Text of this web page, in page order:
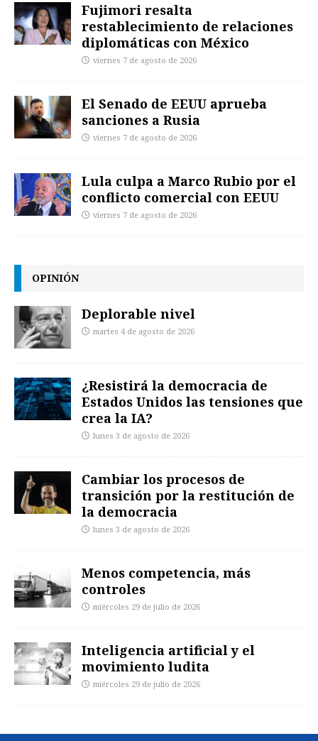
Fujimori resalta
restablecimiento de relaciones
diplomáticas con México
viernes 7 de agosto de 2026
El Senado de EEUU aprueba
sanciones a Rusia
viernes 7 de agosto de 2026
Lula culpa a Marco Rubio por el
conflicto comercial con EEUU
viernes 7 de agosto de 2026
OPINIÓN
Deplorable nivel
martes 4 de agosto de 2026
¿Resistirá la democracia de
Estados Unidos las tensiones que
crea la IA?
lunes 3 de agosto de 2026
Cambiar los procesos de
transición por la restitución de
la democracia
lunes 3 de agosto de 2026
Menos competencia, más
controles
miércoles 29 de julio de 2026
Inteligencia artificial y el
movimiento ludita
miércoles 29 de julio de 2026